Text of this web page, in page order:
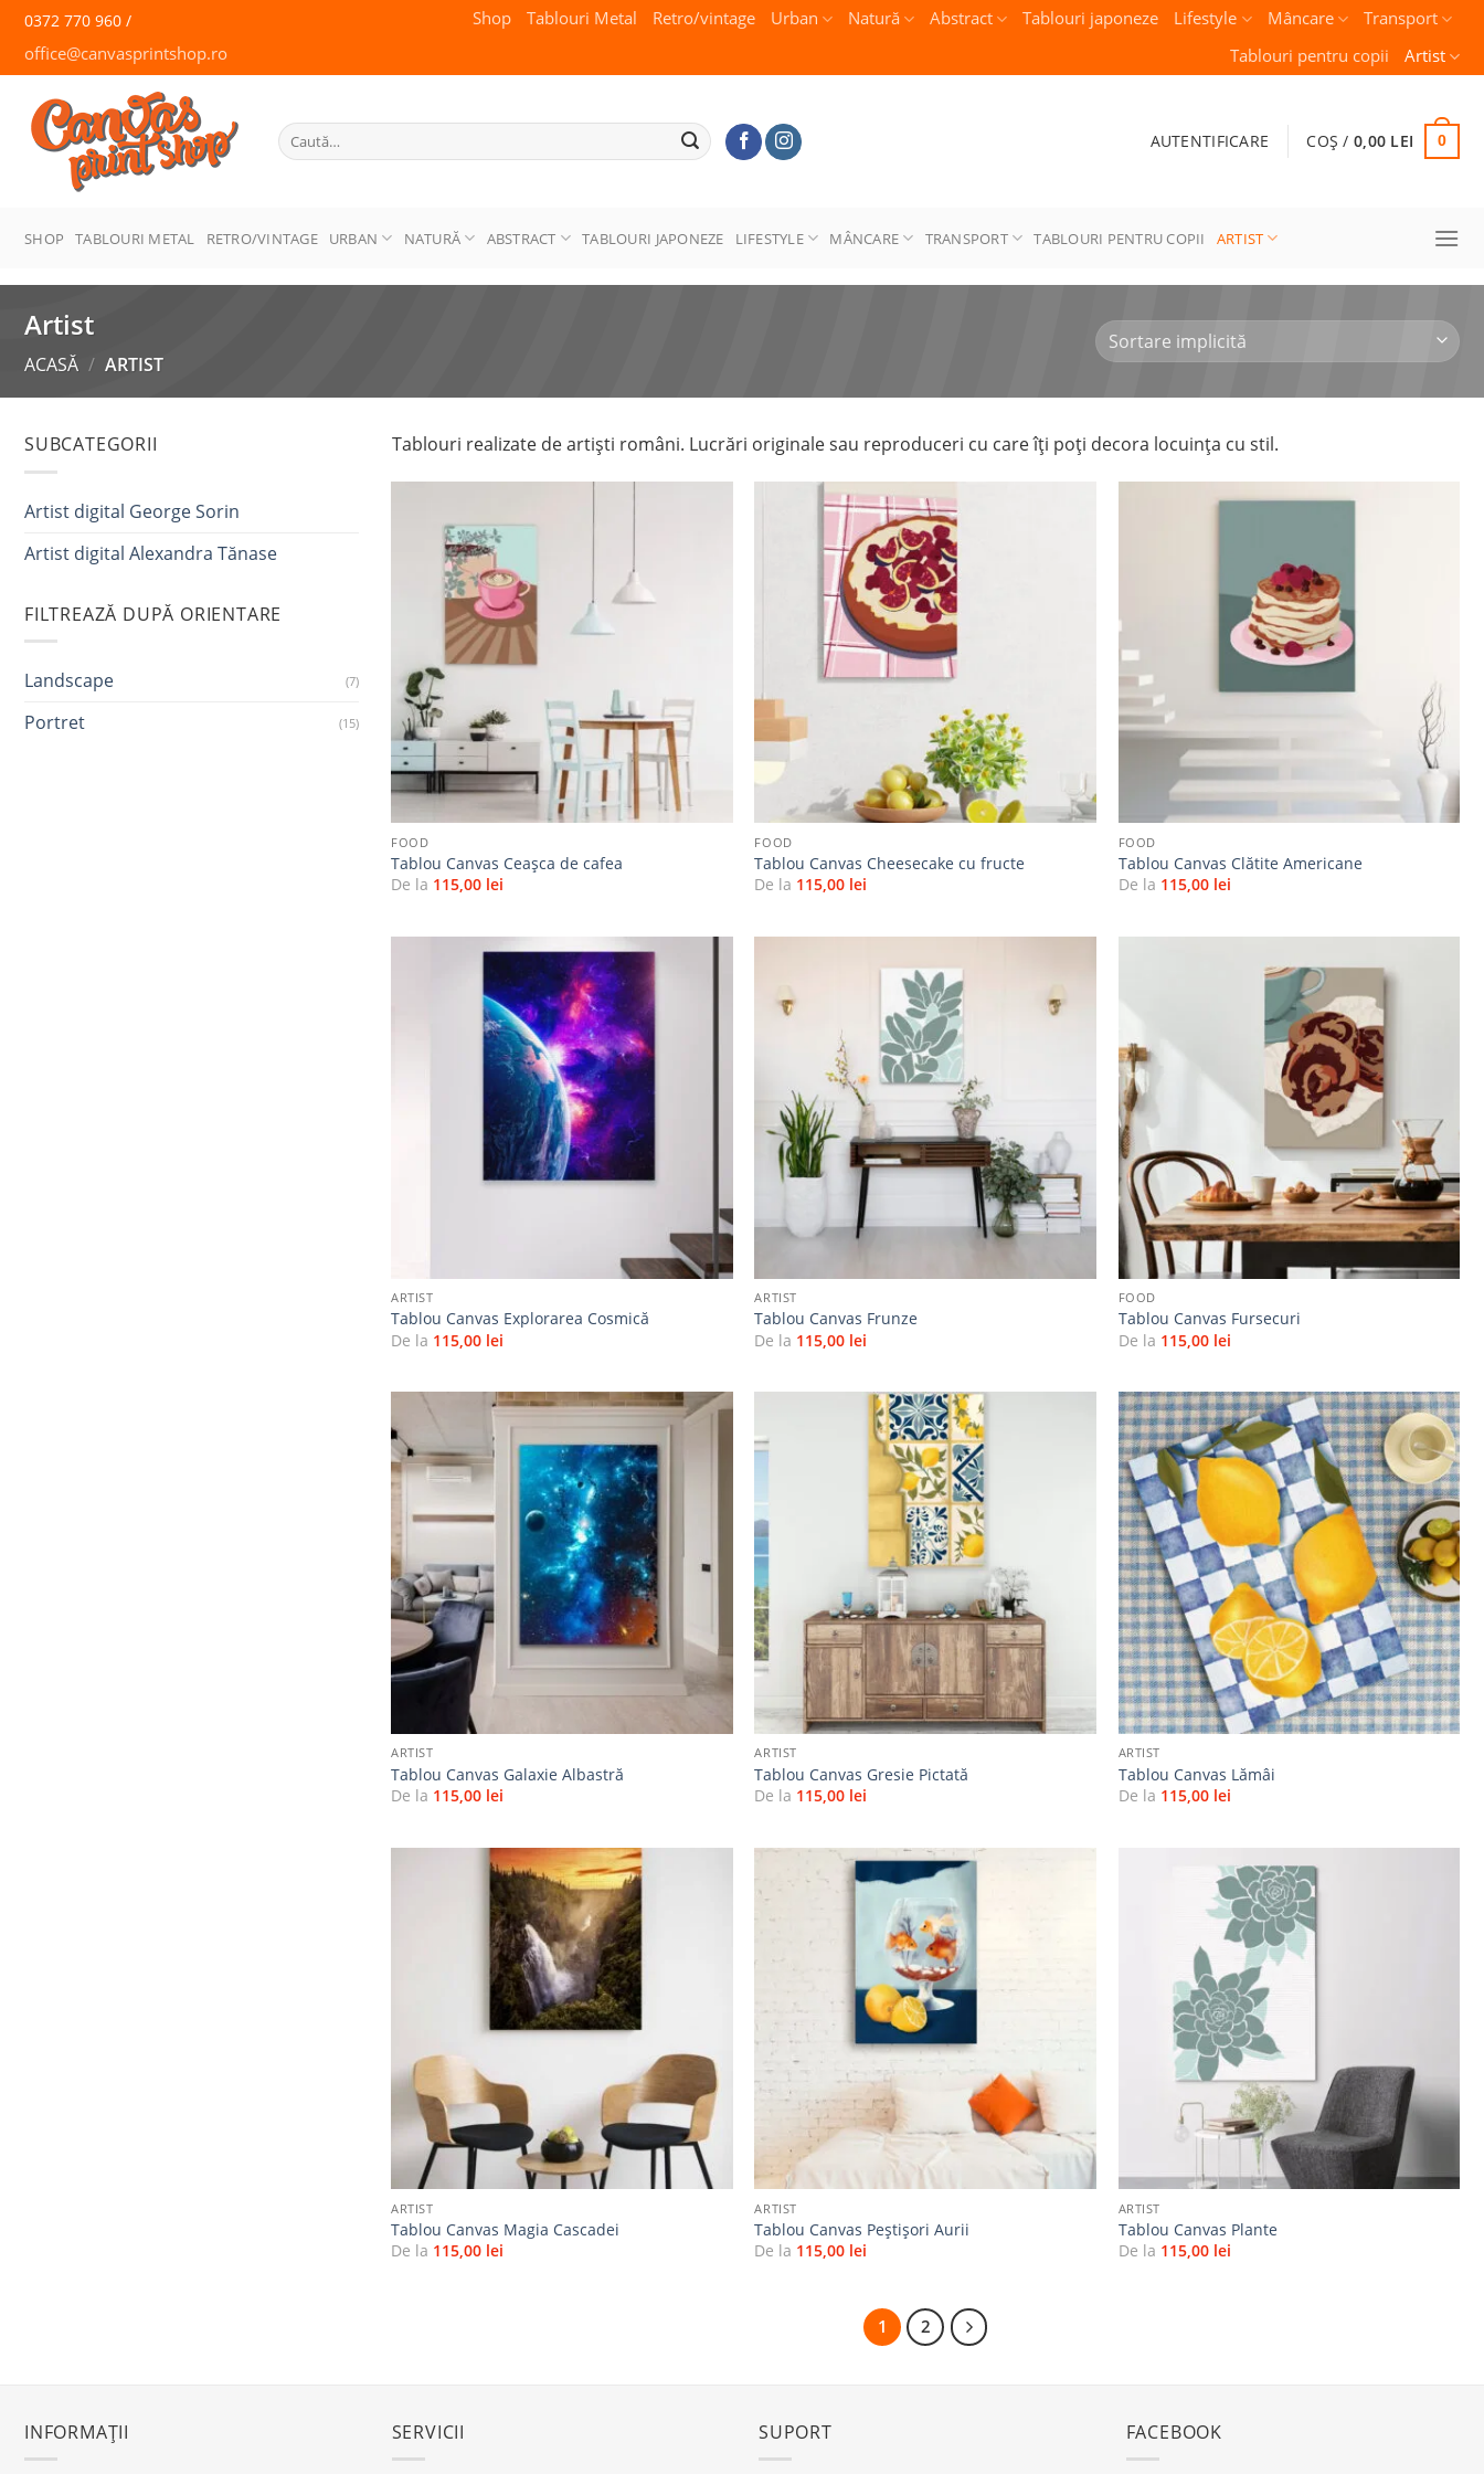
Skip
content
0372 770 960 /
office@canvasprintshop.ro
Shop Tablouri Metal Retro/vintage Urban Natură Abstract Tablouri japoneze Lifestyle Mâncare
Transport
Tablouri pentru copii
Artist
CANVAS
PRINT SHOP
Caută
după:
AUTENTIFICARE COȘ / 0,00 LEI 0
SHOP TABLOURI METAL RETRO/VINTAGE URBAN NATURĂ ABSTRACT TABLOURI JAPONEZE LIFESTYLE MÂNCARE TRANSPORT TABLOURI PENTRU COPII ARTIST
Artist
ACASĂ / ARTIST
SUBCATEGORII
Artist digital George Sorin
Artist digital Alexandra Tănase
FILTREAZĂ DUPĂ ORIENTARE
Landscape (7)
Portret (15)
Tablouri realizate de artiști români. Lucrări originale sau reproduceri cu care îți poți decora locuința cu stil.
+
FOOD
Tablou Canvas Ceașca de cafea
De la 115,00 lei
FOOD
Tablou Canvas Cheesecake cu fructe
De la 115,00 lei
FOOD
Tablou Canvas Clătite Americane
De la 115,00 lei
ARTIST
Tablou Canvas Explorarea Cosmică
De la 115,00 lei
ARTIST
Tablou Canvas Frunze
De la 115,00 lei
+
FOOD
Tablou Canvas Fursecuri
De la 115,00 lei
ARTIST
Tablou Canvas Galaxie Albastră
De la 115,00 lei
+
ARTIST
Tablou Canvas Gresie Pictată
De la 115,00 lei
Adaugă
la
favorite
+
ARTIST
Tablou Canvas Lămâi
De la 115,00 lei
ARTIST
Tablou Canvas Magia Cascadei
De la 115,00 lei
ARTIST
Tablou Canvas Peștișori Aurii
De la 115,00 lei
ARTIST
Tablou Canvas Plante
De la 115,00 lei
1 2
INFORMAȚII SERVICII SUPORT FACEBOOK